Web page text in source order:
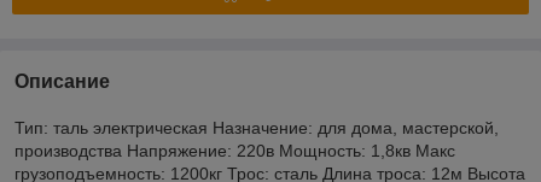
Описание
Тип: таль электрическая Назначение: для дома, мастерской,
производства Напряжение: 220в Мощность: 1,8кв Макс
грузоподъемность: 1200кг Трос: сталь Длина троса: 12м Высота